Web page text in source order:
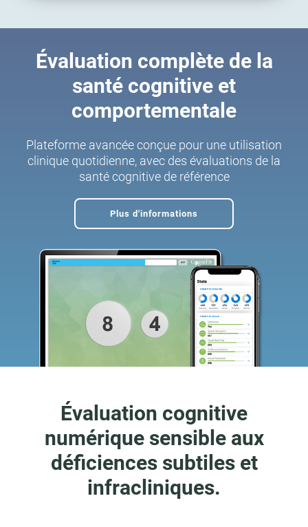
Évaluation complète de la
santé cognitive et
comportementale
Plateforme avancée conçue pour une utilisation
clinique quotidienne, avec des évaluations de la
santé cognitive de référence
Plus d'informations
Évaluation cognitive
numérique sensible aux
déficiences subtiles et
infracliniques.